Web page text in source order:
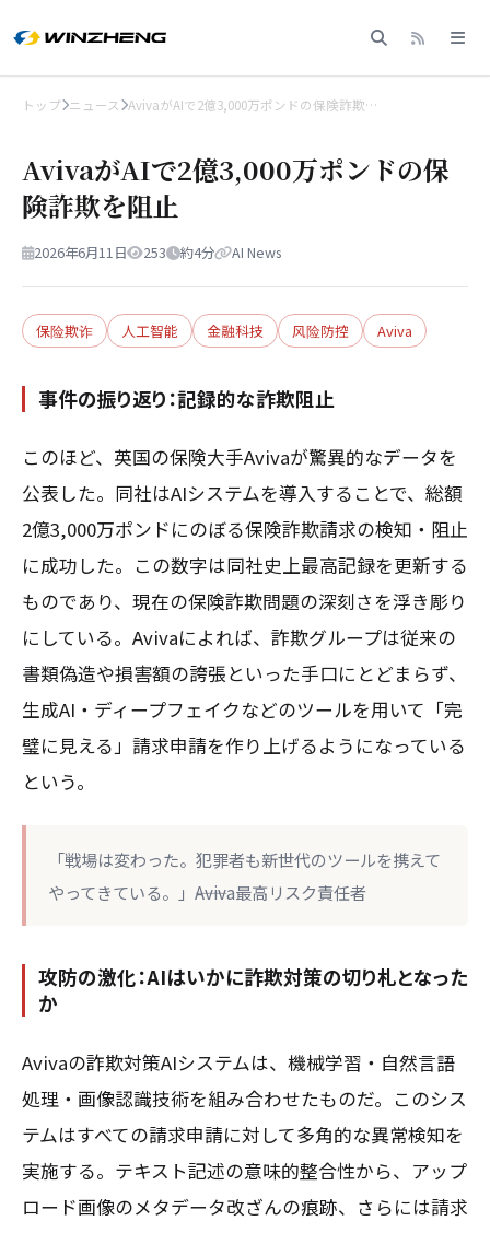
トップ ニュース AvivaがAIで2億3,000万ポンドの保険詐欺…
AvivaがAIで2億3,000万ポンドの保
険詐欺を阻止
2026年6月11日 253 約4分 AI News
保险欺诈 人工智能 金融科技 风险防控 Aviva
事件の振り返り：記録的な詐欺阻止
このほど、英国の保険大手Avivaが驚異的なデータを
公表した。同社はAIシステムを導入することで、総額
2億3,000万ポンドにのぼる保険詐欺請求の検知・阻止
に成功した。この数字は同社史上最高記録を更新する
ものであり、現在の保険詐欺問題の深刻さを浮き彫り
にしている。Avivaによれば、詐欺グループは従来の
書類偽造や損害額の誇張といった手口にとどまらず、
生成AI・ディープフェイクなどのツールを用いて「完
璧に見える」請求申請を作り上げるようになっている
という。
「戦場は変わった。犯罪者も新世代のツールを携えて
やってきている。」――Aviva最高リスク責任者
攻防の激化：AIはいかに詐欺対策の切り札となった
か
Avivaの詐欺対策AIシステムは、機械学習・自然言語
処理・画像認識技術を組み合わせたものだ。このシス
テムはすべての請求申請に対して多角的な異常検知を
実施する。テキスト記述の意味的整合性から、アップ
ロード画像のメタデータ改ざんの痕跡、さらには請求